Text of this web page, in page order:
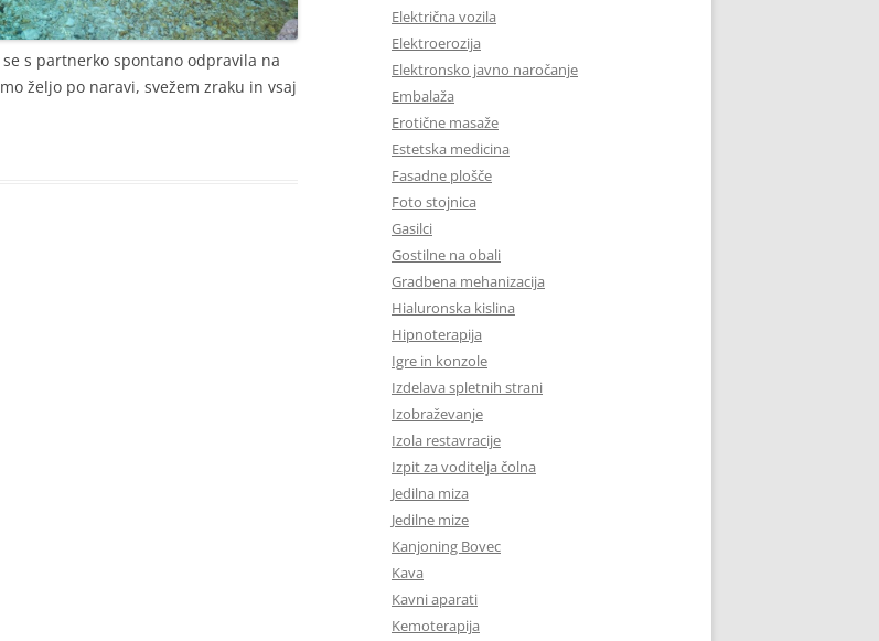
s partnerko spontano odpravila na
željo po naravi, svežem zraku in vsaj
Električna vozila
Elektroerozija
Elektronsko javno naročanje
Embalaža
Erotične masaže
Estetska medicina
Fasadne plošče
Foto stojnica
Gasilci
Gostilne na obali
Gradbena mehanizacija
Hialuronska kislina
Hipnoterapija
Igre in konzole
Izdelava spletnih strani
Izobraževanje
Izola restavracije
Izpit za voditelja čolna
Jedilna miza
Jedilne mize
Kanjoning Bovec
Kava
Kavni aparati
Kemoterapija